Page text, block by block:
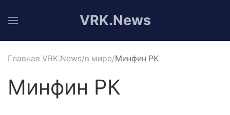
VRK.News
Главная VRK.News в мире Минфин РК
Минфин РК